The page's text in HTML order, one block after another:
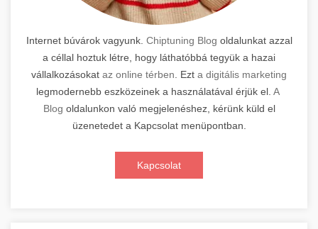
Internet búvárok vagyunk. Chiptuning Blog oldalunkat azzal
a céllal hoztuk létre, hogy láthatóbbá tegyük a hazai
vállalkozásokat az online térben . Ezt a digitális marketing
legmodernebb eszközeinek a használatával érjük el. A
Blog oldalunkon való megjelenéshez, kérünk küld el
üzenetedet a Kapcsolat menüpontban.
Kapcsolat